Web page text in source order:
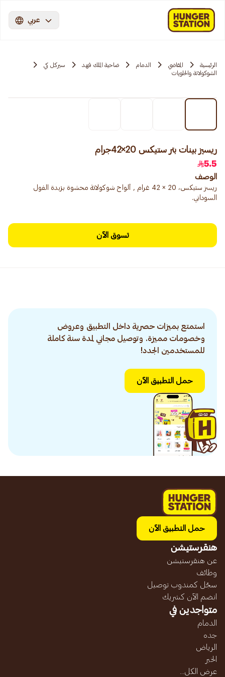
عربي
الرئيسية المقاضي الدمام ضاحية الملك فهد
سيركل كي
الشوكولاتة والحلويات
ريسيز بينات بتر ستيكس 20×42جرام
5.5
الوصف
ريسز ستيكس، 20 × 42 غرام , ألواح شوكولاتة محشوة بزبدة الفول
السوداني.
تسوق الآن
استمتع بميزات حصرية داخل التطبيق وعروض
وخصومات مميزة. وتوصيل مجاني لمدة سنة كاملة
للمستخدمين الجدد!
حمل التطبيق الآن
حمل التطبيق الآن
هنقرستيشن
عن هنقرستيشن
وظائف
سجّل كمندوب توصيل
انضم الآن كشريك
متواجدين في
الدمام
جده
الرياض
الخبر
عرض الكل...